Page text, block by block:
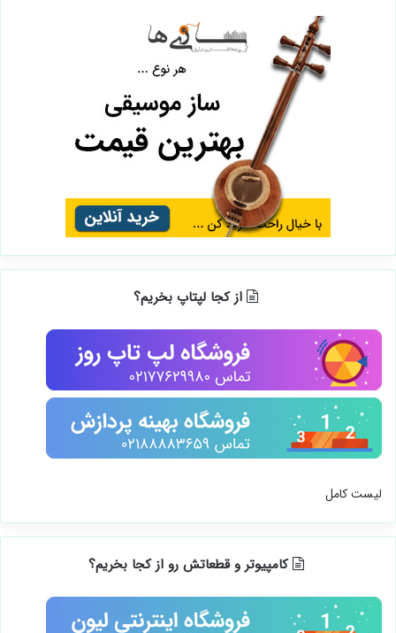
از کجا لپتاپ بخریم؟
لیست کامل
کامپیوتر و قطعاتش رو از کجا بخریم؟